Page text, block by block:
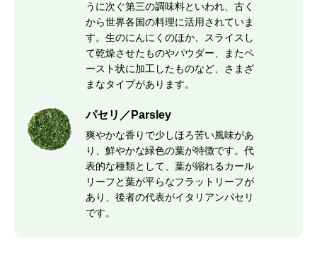
うに次ぐ第三の調味料といわれ、古く
から世界各国の料理に活用されていま
す。生のにんにくのほか、スライスし
て乾燥させたものやパウダー、またペ
ースト状に加工したものなど、さまざ
まなタイプがあります。
パセリ／Parsley
爽やかな香りで少しほろ苦い風味があ
り、鮮やかな緑色の葉が特徴です。代
表的な種類として、葉が縮れるカール
リーフと葉が平らなフラットリーフが
あり、後者の代表がイタリアンパセリ
です。